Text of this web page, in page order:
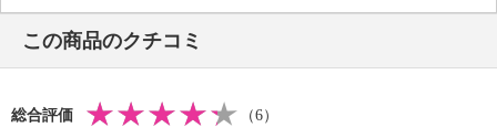
・花筒ブラシ：約全長３０ｃｍ
・墓石クリーナー：約径１０ｃｍ
・墓石溝ブラシ：約全長２０ｃｍ（伸ばした状態）
【重さ】
この商品のクチコミ
総合評価 （6）